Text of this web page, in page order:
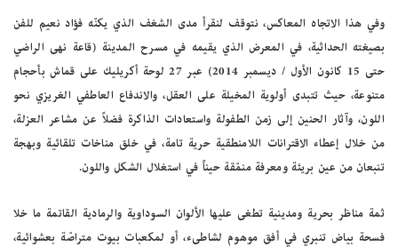
وفي هذا الاتجاه المعاكس، نتوقف لنقرأ مدى الشغف الذي يكنّه فؤاد نعيم للفن
بصيغته الحداثية، في المعرض الذي يقيمه في مسرح المدينة (قاعة نهى الراضي
حتى 15 كانون الأول / ديسمبر 2014) عبر 27 لوحة أكريليك على قماش بأحجام
متنوعة، حيث تتبدى أولوية المخيلة على العقل، والاندفاع العاطفي الغريزي نحو
اللون، وآثار الحنين إلى زمن الطفولة واستعادات الذاكرة فضلاً عن مشاعر العزلة،
من خلال إعطاء الاقترانات اللامنطقية حرية تامة، في خلق مناخات تلقائية وبهجة
تنبعان من عين بريئة ومعرفة منمّقة حيناً في استغلال الشكل واللون.
ثمة مناظر بحرية ومدينية تطغى عليها الألوان السوداوية والرمادية القاتمة ما خلا
فسحة بياض تنبري في أفق موهوم لشاطىء، أو لمكعبات بيوت متراصّة بعشوائية،